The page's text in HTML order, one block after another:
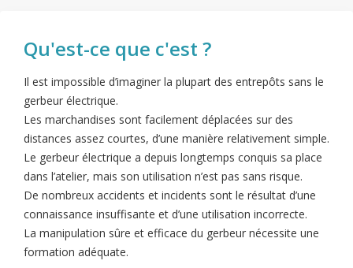
Qu'est-ce que c'est ?
Il est impossible d’imaginer la plupart des entrepôts sans le
gerbeur électrique.
Les marchandises sont facilement déplacées sur des
distances assez courtes, d’une manière relativement simple.
Le gerbeur électrique a depuis longtemps conquis sa place
dans l’atelier, mais son utilisation n’est pas sans risque.
De nombreux accidents et incidents sont le résultat d’une
connaissance insuffisante et d’une utilisation incorrecte.
La manipulation sûre et efficace du gerbeur nécessite une
formation adéquate.